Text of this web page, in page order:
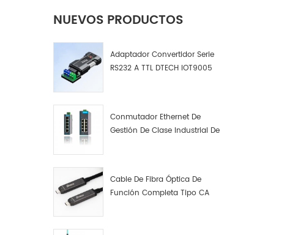
NUEVOS PRODUCTOS
Adaptador Convertidor Serie
RS232 A TTL DTECH IOT9005
Conmutador Ethernet De
Gestión De Clase Industrial De
Cable De Fibra Óptica De
Función Completa Tipo CA